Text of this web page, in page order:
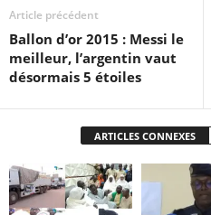
Article précédent
Ballon d’or 2015 : Messi le
meilleur, l’argentin vaut
désormais 5 étoiles
ARTICLES CONNEXES